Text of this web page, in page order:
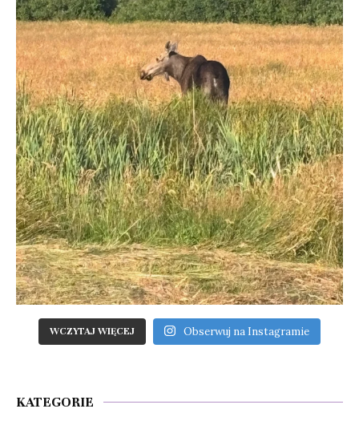
WCZYTAJ WIĘCEJ Obserwuj na Instagramie
KATEGORIE